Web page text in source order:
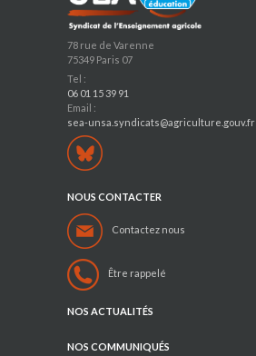
78 rue de Varenne
75349 Paris 07
Tel :
06 01 15 39 91
Email :
sea-unsa.syndicats@agriculture.gouv.fr
NOUS CONTACTER
Contactez nous
Être rappelé
NOS ACTUALITÉS
NOS COMMUNIQUÉS